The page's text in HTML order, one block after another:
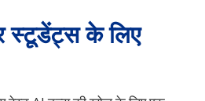
के लिए